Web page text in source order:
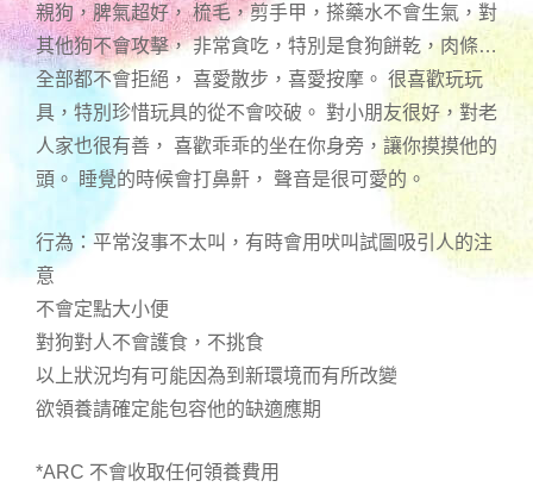
親狗，脾氣超好， 梳毛，剪手甲，搽藥水不會生氣，對
其他狗不會攻擊， 非常貪吃，特別是食狗餅乾，肉條…
全部都不會拒絕， 喜愛散步，喜愛按摩。 很喜歡玩玩
具，特別珍惜玩具的從不會咬破。 對小朋友很好，對老
人家也很有善， 喜歡乖乖的坐在你身旁，讓你摸摸他的
頭。 睡覺的時候會打鼻鼾， 聲音是很可愛的。
行為：平常沒事不太叫，有時會用吠叫試圖吸引人的注
意
不會定點大小便
對狗對人不會護食，不挑食
以上狀況均有可能因為到新環境而有所改變
欲領養請確定能包容他的缺適應期
*ARC 不會收取任何領養費用